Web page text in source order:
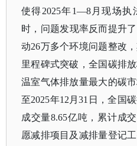
使得2025年1—8月现场执
时，问题发现率反而提升
动26万多个环境问题整改
里程碑式突破，全国碳排
温室气体排放量最大的碳
至2025年12月31日，全国
成交量8.65亿吨，累计成
愿减排项目及减排量登记